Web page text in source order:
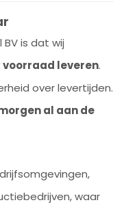
is dat wij
leveren.
over levertijden.
al aan de
waar